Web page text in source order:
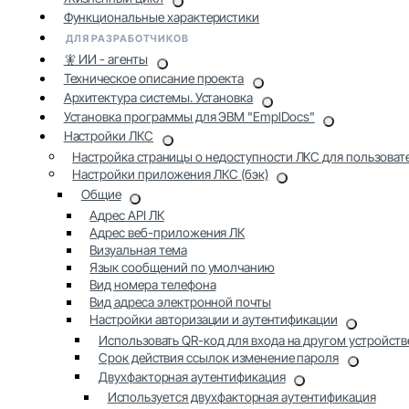
Функциональные характеристики
ДЛЯ РАЗРАБОТЧИКОВ
🧚 ИИ - агенты
Техническое описание проекта
Архитектура системы. Установка
Установка программы для ЭВМ "EmplDocs"
Настройки ЛКС
Настройка страницы о недоступности ЛКС для
Настройки приложения ЛКС (бэк)
Общие
Адрес API ЛК
Адрес веб-приложения ЛК
Визуальная тема
Язык сообщений по умолчанию
Вид номера телефона
Вид адреса электронной почты
Настройки авторизации и аутентификации
Использовать QR-код для входа на другом
Срок действия ссылок изменение пароля
Двухфакторная аутентификация
Используется двухфакторная аутентификация